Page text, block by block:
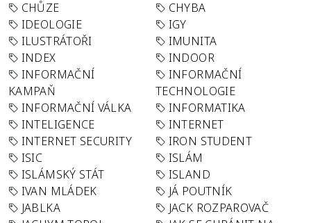
CHŮZE
CHYBA
IDEOLOGIE
IGY
ILUSTRÁTOŘI
IMUNITA
INDEX
INDOOR
INFORMAČNÍ
KAMPAŇ
INFORMAČNÍ
TECHNOLOGIE
INFORMAČNÍ VÁLKA
INFORMATIKA
INTELIGENCE
INTERNET
INTERNET SECURITY
IRON STUDENT
ISIC
ISLÁM
ISLÁMSKÝ STÁT
ISLAND
IVAN MLÁDEK
JÁ POUTNÍK
JABLKA
JACK ROZPAROVAČ